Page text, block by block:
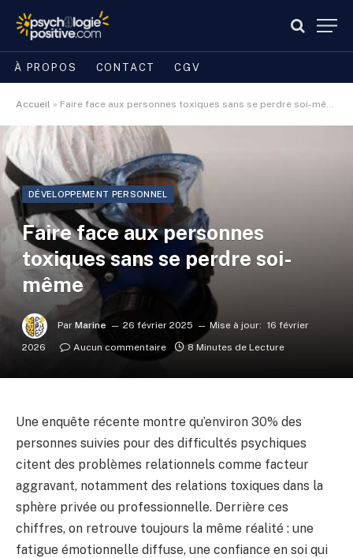
À PROPOS CONTACT CGV
Accueil » Faire face aux personnes toxiques sans se perdre soi-même
DÉVELOPPEMENT PERSONNEL
Faire face aux personnes
toxiques sans se perdre soi-
même
Par Marine 26 février 2025 Mise à jour: 16 février
2026
Aucun commentaire 8 Minutes de Lecture
Une enquête récente montre qu’environ 30% des
personnes suivies pour des difficultés psychiques
citent des problèmes relationnels comme facteur
aggravant, notamment des relations toxiques dans la
sphère privée ou professionnelle. Derrière ces
chiffres, on retrouve toujours la même réalité : une
fatigue émotionnelle diffuse, une confiance en soi qui